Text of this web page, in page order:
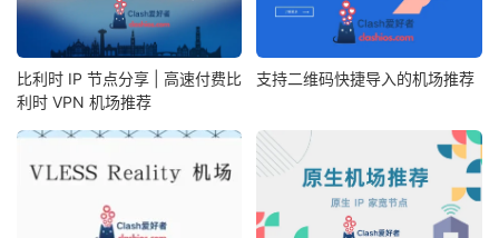
比利时 IP 节点分享 | 高速付费比
利时 VPN 机场推荐
支持二维码快捷导入的机场推荐